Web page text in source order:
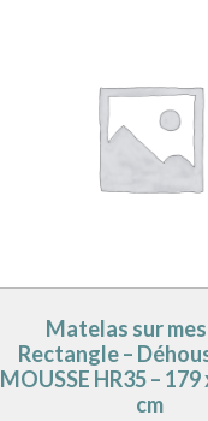
Matelas sur
Rectangle –
MOUSSE HR35 – 179
cm